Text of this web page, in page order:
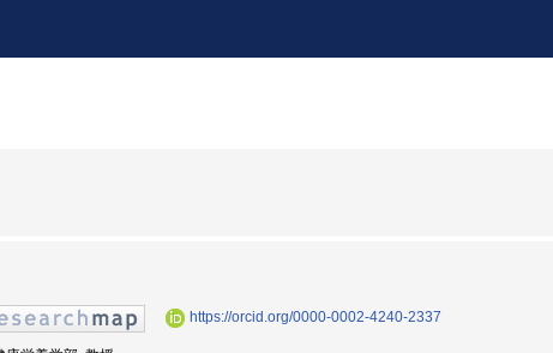
https://orcid.org/0000-0002-4240-2337